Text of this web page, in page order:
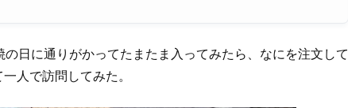
日に通りがかってたまたま入ってみたら、なにを注文して
人で訪問してみた。